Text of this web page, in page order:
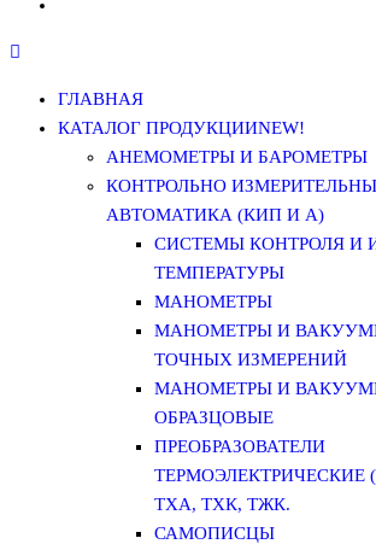
ГЛАВНАЯ
КАТАЛОГ ПРОДУКЦИИNEW!
АНЕМОМЕТРЫ И БАРОМЕТРЫ
КОНТРОЛЬНО
АВТОМАТИКА (КИП И А)
СИСТЕМЫ КОНТРОЛЯ И
ТЕМПЕРАТУРЫ
МАНОМЕТРЫ
МАНОМЕТРЫ И
ТОЧНЫХ ИЗМЕРЕНИЙ
МАНОМЕТРЫ И
ОБРАЗЦОВЫЕ
ПРЕОБРАЗОВАТЕЛИ
ТЕРМОЭЛЕКТРИЧЕСКИЕ
ТХА, ТХК, ТЖК.
САМОПИСЦЫ